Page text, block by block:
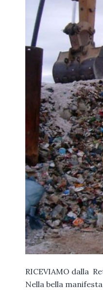
RICEVIAMO dalla
Nella bella